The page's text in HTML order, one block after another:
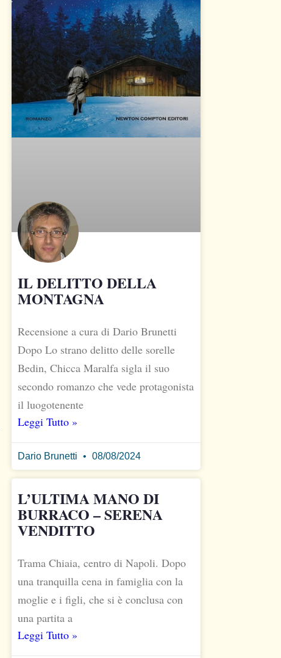
IL DELITTO DELLA
MONTAGNA
Recensione a cura di Dario Brunetti
Dopo Lo strano delitto delle sorelle
Bedin, Chicca Maralfa sigla il suo
secondo romanzo che vede protagonista
il luogotenente
Leggi Tutto »
Dario Brunetti 08/08/2024
L’ULTIMA MANO DI
BURRACO – SERENA
VENDITTO
Trama Chiaia, centro di Napoli. Dopo
una tranquilla cena in famiglia con la
moglie e i figli, che si è conclusa con
una partita a
Leggi Tutto »